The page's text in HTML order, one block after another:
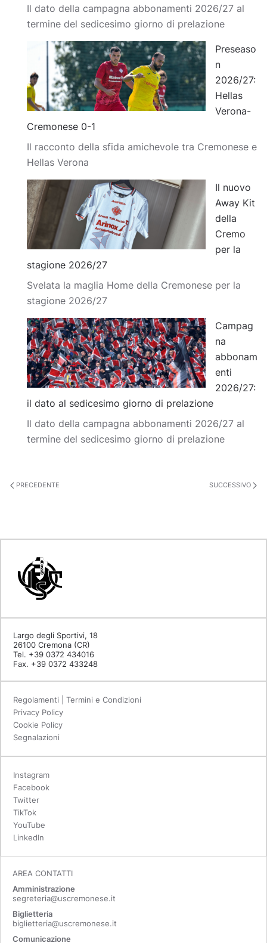
Il dato della campagna abbonamenti 2026/27 al
termine del sedicesimo giorno di prelazione
Preseaso
n
2026/27:
Hellas
Verona-
Cremonese 0-1
Il racconto della sfida amichevole tra Cremonese e
Hellas Verona
Il nuovo
Away Kit
della
Cremo
per la
stagione 2026/27
Svelata la maglia Home della Cremonese per la
stagione 2026/27
Campag
na
abbonam
enti
2026/27:
il dato al sedicesimo giorno di prelazione
Il dato della campagna abbonamenti 2026/27 al
termine del sedicesimo giorno di prelazione
PRECEDENTE SUCCESSIVO
Largo degli Sportivi, 18
26100 Cremona (CR)
Tel. +39 0372 434016
Fax. +39 0372 433248
Regolamenti | Termini e Condizioni
Privacy Policy
Cookie Policy
Segnalazioni
Instagram
Facebook
Twitter
TikTok
YouTube
LinkedIn
AREA CONTATTI
Amministrazione
segreteria@uscremonese.it
Biglietteria
biglietteria@uscremonese.it
Comunicazione